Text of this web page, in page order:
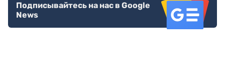
Подписывайтесь на нас в Google
News